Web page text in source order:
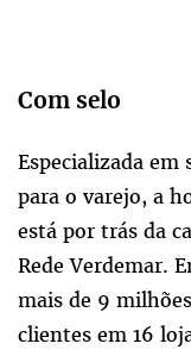
Com selo
Especializada em
para o varejo, a
está por trás da
Rede Verdemar.
mais de 9
clientes em 16